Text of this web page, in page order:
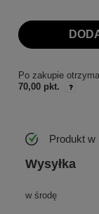
Po zakupie
70,00 pkt.
Produkt w
Wysyłka
w środę